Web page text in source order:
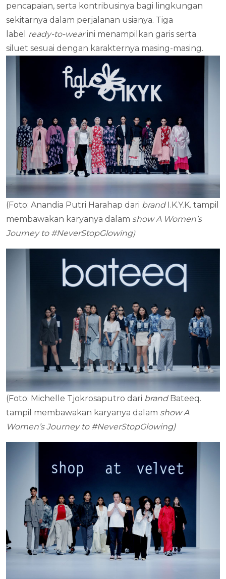
pencapaian, serta kontribusinya bagi lingkungan
sekitarnya dalam perjalanan usianya. Tiga
label
ready-to-wearini menampilkan garis serta
siluet sesuai dengan karakternya masing-masing.
(Foto: Anandia Putri Harahap dari brand I.K.Y.K. tampil
membawakan karyanya dalam show A Women’s
Journey to #NeverStopGlowing)
(Foto: Michelle Tjokrosaputro dari brand Bateeq.
tampil membawakan karyanya dalam show A
Women’s Journey to #NeverStopGlowing)